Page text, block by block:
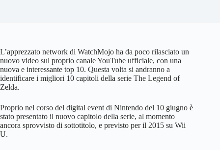
L’apprezzato network di WatchMojo ha da poco rilasciato un
nuovo video sul proprio canale YouTube ufficiale, con una
nuova e interessante top 10. Questa volta si andranno a
identificare i migliori 10 capitoli della serie The Legend of
Zelda.
Proprio nel corso del digital event di Nintendo del 10 giugno è
stato presentato il nuovo capitolo della serie, al momento
ancora sprovvisto di sottotitolo, e previsto per il 2015 su Wii
U.